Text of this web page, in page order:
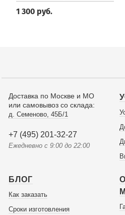
1 300 руб.
Доставка по Москве и МО
или самовывоз со склада:
д. Семеново, 45Б/1
+7 (495) 201-32-27
Ежедневно с 9:00 до 22:00
БЛОГ
Как заказать
Сроки изготовления